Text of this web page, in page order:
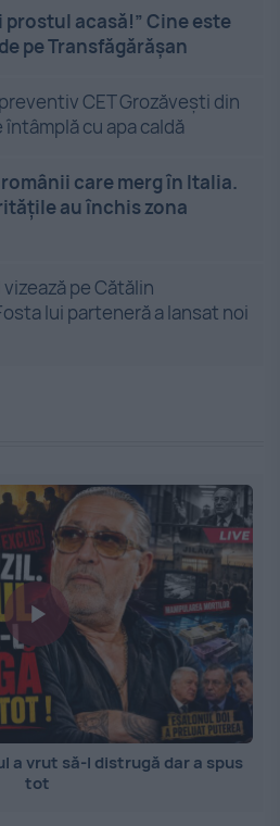
acasă!” Cine este
pe Transfăgărășan
CET Grozăveşti din
cu apa caldă
care merg în Italia.
au închis zona
pe Cătălin
lui parteneră a lansat noi
a vrut să-l distrugă dar a spus
tot